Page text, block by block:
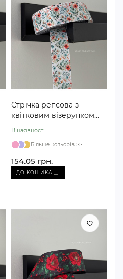
Стрічка репсова з
квітковим візерунком
В наявності
Більше кольорів >>
154.05 грн.
ДО КОШИКА →